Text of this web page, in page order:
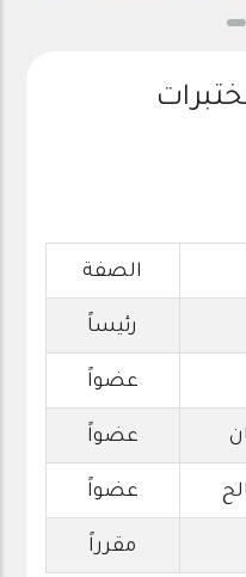
الصفة
رئيساً
عضواً
عضواً
عضواً
مقرراً